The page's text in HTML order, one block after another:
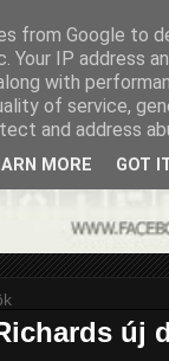
új
from Google to
Your IP address
with
of service,
and address
MORE GOT